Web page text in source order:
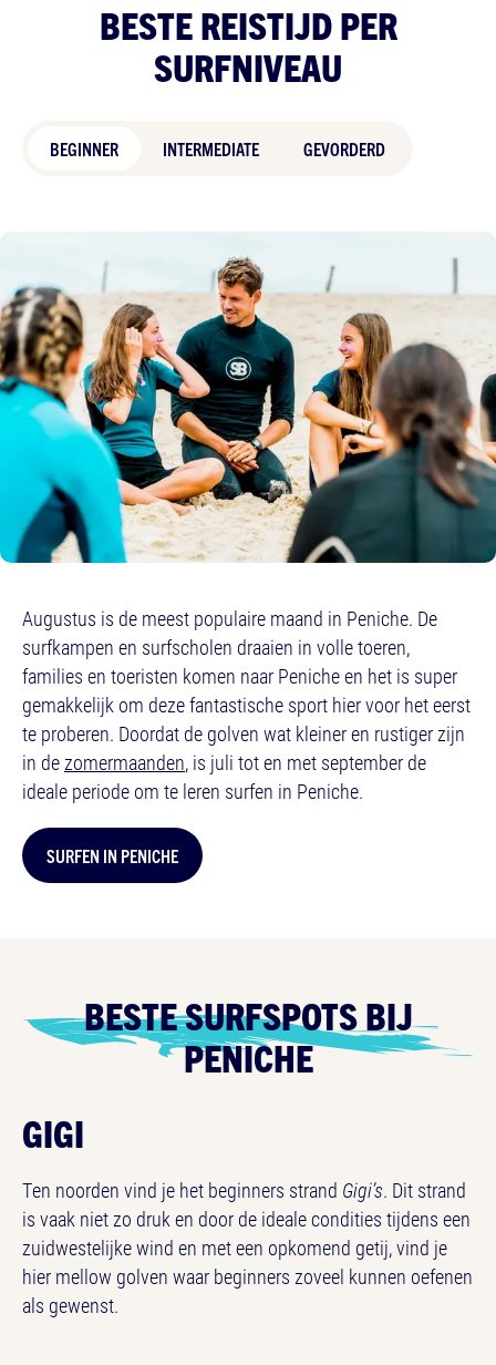
BESTE REISTIJD PER
SURFNIVEAU
BEGINNER INTERMEDIATE GEVORDERD
Augustus is de meest populaire maand in Peniche. De
surfkampen en surfscholen draaien in volle toeren,
families en toeristen komen naar Peniche en het is super
gemakkelijk om deze fantastische sport hier voor het eerst
te proberen. Doordat de golven wat kleiner en rustiger zijn
in dezomermaanden, is juli tot en met september de
ideale periode om te leren surfen in Peniche.
SURFEN IN PENICHE
BESTE SURFSPOTS BIJ
PENICHE
GIGI
Ten noorden vind je het beginners strand Gigi’s. Dit strand
is vaak niet zo druk en door de ideale condities tijdens een
zuidwestelijke wind en met een opkomend getij, vind je
hier mellow golven waar beginners zoveel kunnen oefenen
als gewenst.